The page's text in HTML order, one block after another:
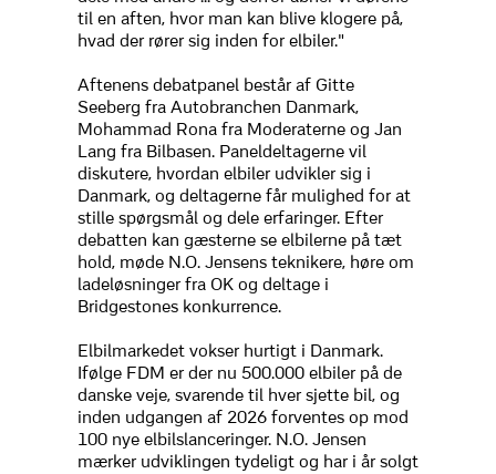
til en aften, hvor man kan blive klogere på,
hvad der rører sig inden for elbiler."
Aftenens debatpanel består af Gitte
Seeberg fra Autobranchen Danmark,
Mohammad Rona fra Moderaterne og Jan
Lang fra Bilbasen. Paneldeltagerne vil
diskutere, hvordan elbiler udvikler sig i
Danmark, og deltagerne får mulighed for at
stille spørgsmål og dele erfaringer. Efter
debatten kan gæsterne se elbilerne på tæt
hold, møde N.O. Jensens teknikere, høre om
ladeløsninger fra OK og deltage i
Bridgestones konkurrence.
Elbilmarkedet vokser hurtigt i Danmark.
Ifølge FDM er der nu 500.000 elbiler på de
danske veje, svarende til hver sjette bil, og
inden udgangen af 2026 forventes op mod
100 nye elbilslanceringer. N.O. Jensen
mærker udviklingen tydeligt og har i år solgt